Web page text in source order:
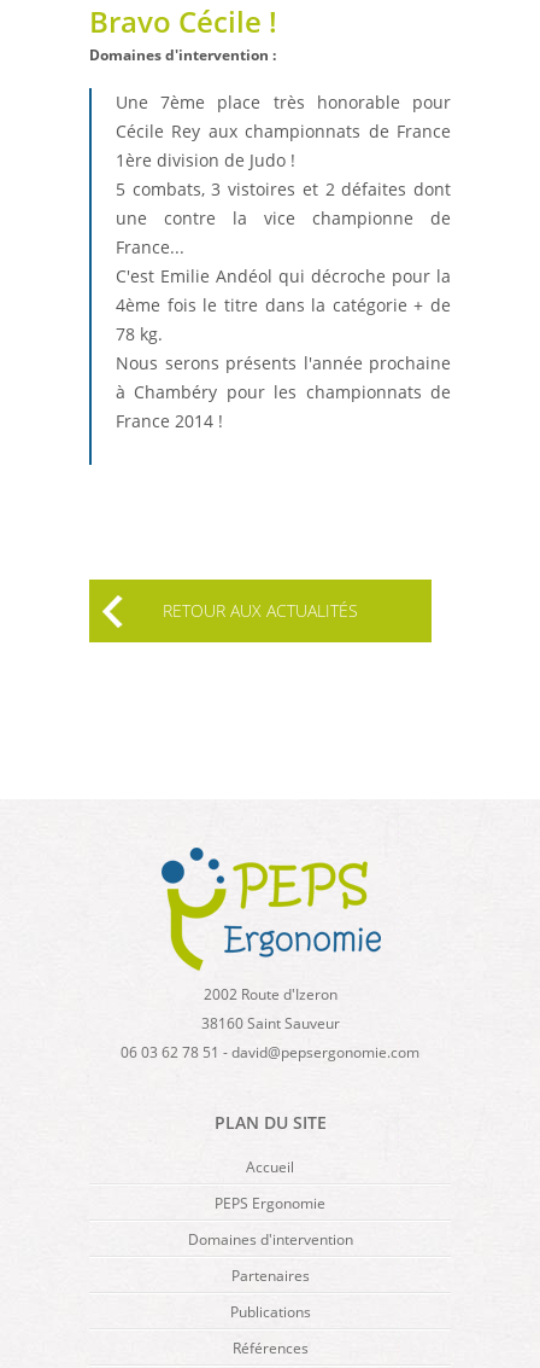
Bravo Cécile !
Domaines d'intervention :
Une 7ème place très honorable pour
Cécile Rey aux championnats de France
1ère division de Judo !
5 combats, 3 vistoires et 2 défaites dont
une contre la vice championne de
France...
C'est Emilie Andéol qui décroche pour la
4ème fois le titre dans la catégorie + de
78 kg.
Nous serons présents l'année prochaine
à Chambéry pour les championnats de
France 2014 !
RETOUR AUX ACTUALITÉS
2002 Route d'Izeron
38160 Saint Sauveur
06 03 62 78 51 - david@pepsergonomie.com
PLAN DU SITE
Accueil
PEPS Ergonomie
Domaines d'intervention
Partenaires
Publications
Références